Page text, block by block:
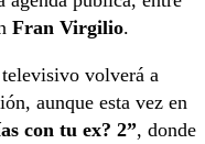
Fran Virgilio.
volverá a
aunque esta vez en
con tu ex? 2”, donde